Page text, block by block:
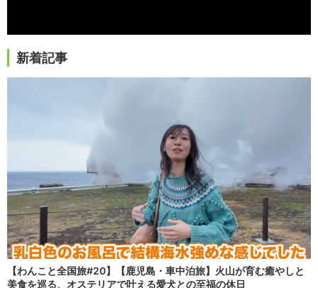
新着記事
【わんこと全国旅#20】【鹿児島・車中泊旅】火山が育む癒やしと
美食を巡る、オステリアで叶える愛犬との至福の休日